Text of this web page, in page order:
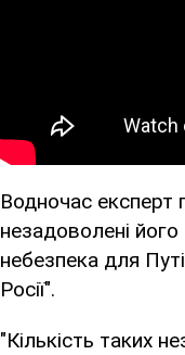
Водночас експерт
незадоволені
небезпека для
Росії".
"Кількість таких